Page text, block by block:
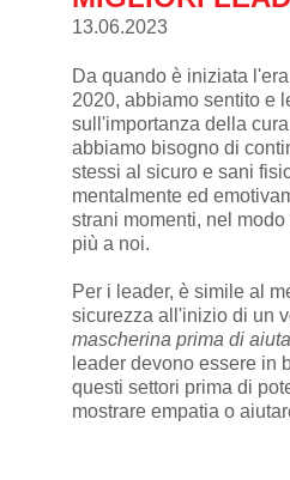
13.06.2023
Da quando è iniziata
2020, abbiamo sentito e
sull'importanza della
abbiamo bisogno di
stessi al sicuro e sani
mentalmente ed
strani momenti, nel
più a noi.
Per i leader, è simile al
sicurezza all'inizio di un
mascherina prima di
leader devono essere in
questi settori prima di
mostrare empatia o